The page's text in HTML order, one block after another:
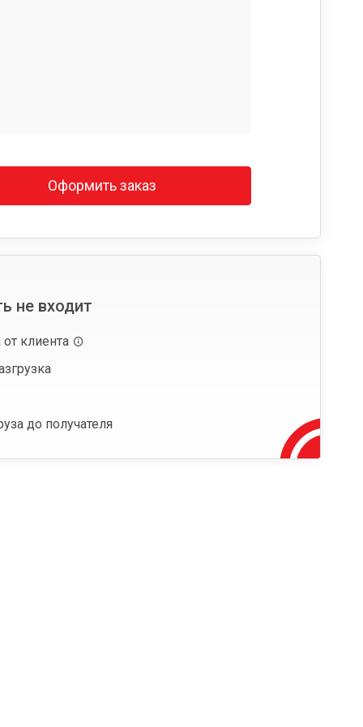
Оформить заказ
не входит
от клиента
до получателя